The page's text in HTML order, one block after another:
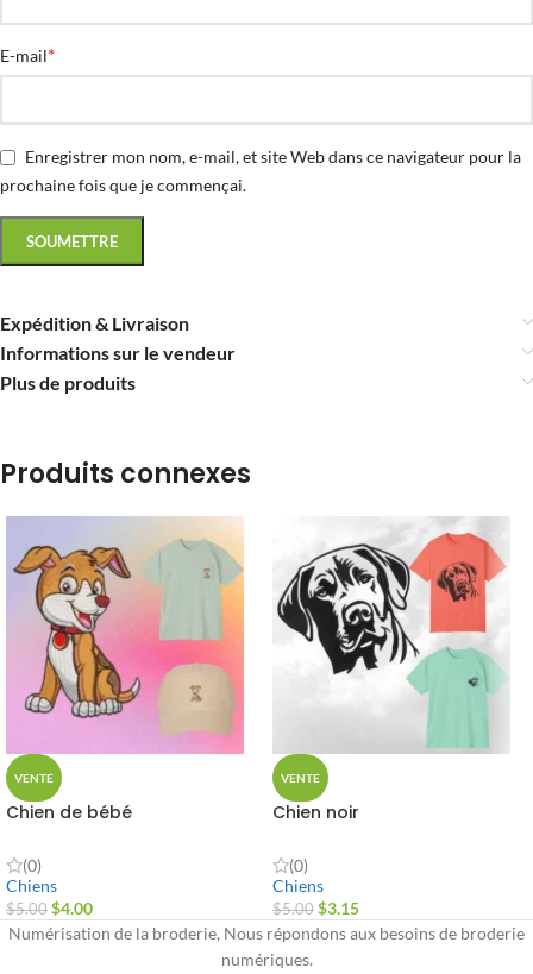
E-mail*
Enregistrer mon nom, e-mail, et site Web dans ce navigateur pour la
prochaine fois que je commençai.
Expédition & Livraison
Informations sur le vendeur
Plus de produits
Produits connexes
VENTE
Chien de bébé
(0)
Chiens
$5.00 $4.00
VENTE
Chien noir
(0)
Chiens
$5.00 $3.15
Numérisation de la broderie, Nous répondons aux besoins de broderie
numériques.